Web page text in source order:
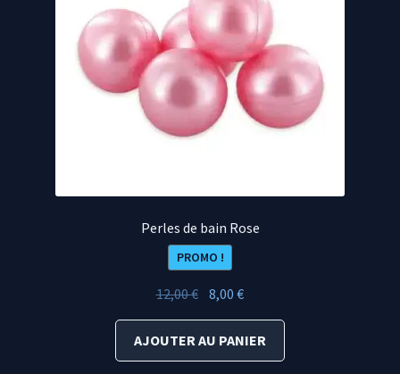
Perles de bain Rose
PROMO !
12,00€ Le
prix
initial
était :
8,00€Le
prix
actuel
est :
AJOUTER AU PANIER